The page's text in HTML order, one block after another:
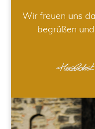
Wir freuen uns
begrüßen